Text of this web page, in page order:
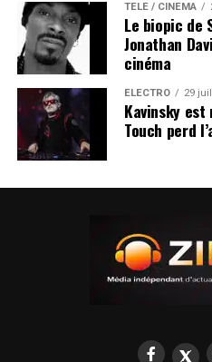
TÉLÉ / CINÉMA
Le biopic de
Jonathan
cinéma
ÉLECTRO 29
Kavinsky
Touch perd